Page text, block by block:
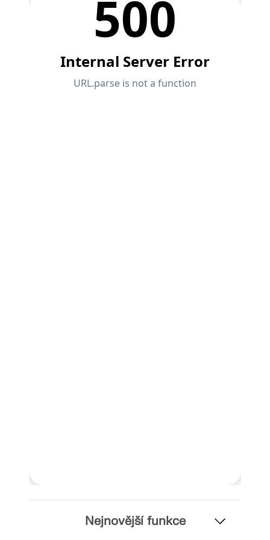
Nástroj Geo-zóny
a seizmických údajů.Nejnovější funkce